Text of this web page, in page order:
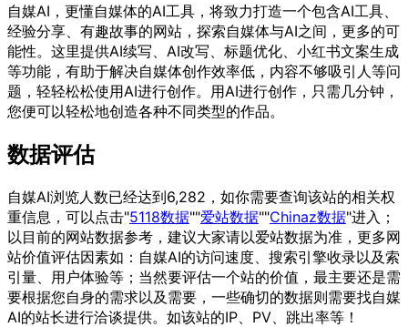
自媒AI，更懂自媒体的AI工具，将致力打造一个包含AI工具、
经验分享、有趣故事的网站，探索自媒体与AI之间，更多的可
能性。这里提供AI续写、AI改写、标题优化、小红书文案生成
等功能，有助于解决自媒体创作效率低，内容不够吸引人等问
题，轻轻松松使用AI进行创作。用AI进行创作，只需几分钟，
您便可以轻松地创造各种不同类型的作品。
数据评估
自媒AI浏览人数已经达到6,282，如你需要查询该站的相关权
重信息，可以点击"5118数据""爱站数据""Chinaz数据"进入；
以目前的网站数据参考，建议大家请以爱站数据为准，更多网
站价值评估因素如：自媒AI的访问速度、搜索引擎收录以及索
引量、用户体验等；当然要评估一个站的价值，最主要还是需
要根据您自身的需求以及需要，一些确切的数据则需要找自媒
AI的站长进行洽谈提供。如该站的IP、PV、跳出率等！